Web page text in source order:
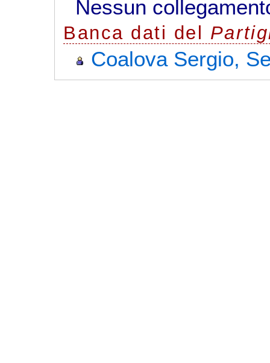
Nessun
Banca dati del
Coalova Sergio,